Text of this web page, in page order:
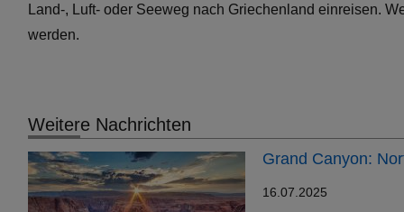
Land-, Luft- oder Seeweg nach Griechenland einreisen.
werden.
Weitere Nachrichten
Grand Canyon:
16.07.2025